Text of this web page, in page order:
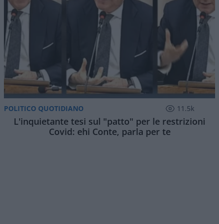
POLITICO QUOTIDIANO 11.5k
L'inquietante tesi sul "patto" per le restrizioni
Covid: ehi Conte, parla per te